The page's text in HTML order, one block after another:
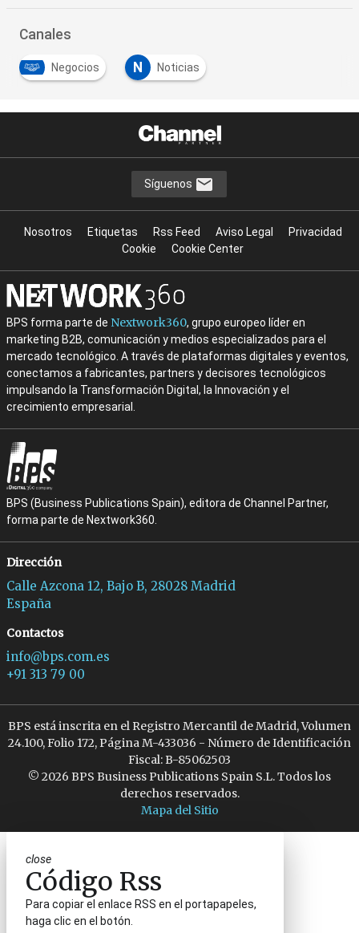
Canales
Negocios N Noticias
Síguenos
Nosotros Etiquetas Rss Feed Aviso Legal
Privacidad
Cookie
Cookie Center
BPS forma parte de Nextwork360, grupo europeo líder en
marketing B2B, comunicación y medios especializados para el
mercado tecnológico. A través de plataformas digitales y eventos,
conectamos a fabricantes, partners y decisores tecnológicos
impulsando la Transformación Digital, la Innovación y el
crecimiento empresarial.
BPS (Business Publications Spain), editora de Channel Partner,
forma parte de Nextwork360.
Dirección
Calle Azcona 12, Bajo B, 28028 Madrid
España
Contactos
info@bps.com.es
+91 313 79 00
BPS está inscrita en el Registro Mercantil de Madrid, Volumen
24.100, Folio 172, Página M-433036 - Número de Identificación
Fiscal: B-85062503
© 2026 BPS Business Publications Spain S.L. Todos los
derechos reservados.
Mapa del Sitio
close
Código Rss
Para copiar el enlace RSS en el portapapeles,
haga clic en el botón.